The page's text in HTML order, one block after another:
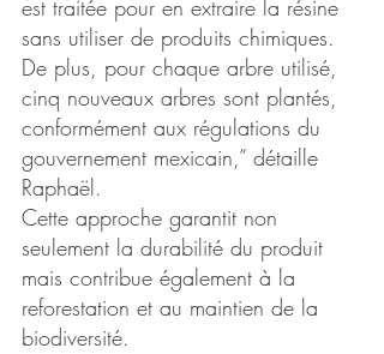
est traitée pour en extraire la résine
sans utiliser de produits chimiques.
De plus, pour chaque arbre utilisé,
cinq nouveaux arbres sont plantés,
conformément aux régulations du
gouvernement mexicain,” détaille
Raphaël.
Cette approche garantit non
seulement la durabilité du produit
mais contribue également à la
reforestation et au maintien de la
biodiversité.